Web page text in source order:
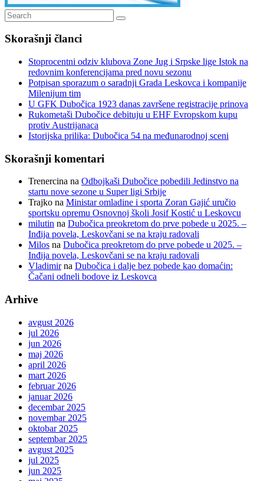
Search
for:
Search
Skorašnji članci
Stoprocentni odziv klubova Zone Jug i Srpske lige Istok na
redovnim konferencijama pred novu sezonu
Potpisan sporazum o saradnji Grada Leskovca i kompanije
Milenijum tim
U GFK Dubočica 1923 danas završene registracije prinova
Rukometaši Dubočice debituju u EHF Evropskom kupu
protiv Austrijanaca
Istorijska prilika: Dubočica 54 na međunarodnoj sceni
Skorašnji komentari
Trenercina na Odbojkaši Dubočice pobedili Jedinstvo na
startu nove sezone u Super ligi Srbije
Trajko na Ministar omladine i sporta Zoran Gajić uručio
sportsku opremu Osnovnoj školi Josif Kostić u Leskovcu
milutin na Dubočica preokretom do prve pobede u 2025. –
Inđija povela, Leskovčani se na kraju radovali
Milos na Dubočica preokretom do prve pobede u 2025. –
Inđija povela, Leskovčani se na kraju radovali
Vladimirna Dubočica i dalje bez pobede kao domaćin:
Čačani odneli bodove iz Leskovca
Arhive
avgust 2026
jul 2026
jun 2026
maj 2026
april 2026
mart 2026
februar 2026
januar 2026
decembar 2025
novembar 2025
oktobar 2025
septembar 2025
avgust 2025
jul 2025
jun 2025